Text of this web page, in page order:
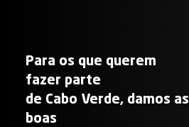
Para os que querem
fazer parte
de Cabo Verde, damos as
boas